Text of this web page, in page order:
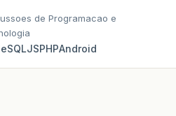
de Programacao e
SQLJSPHPAndroid